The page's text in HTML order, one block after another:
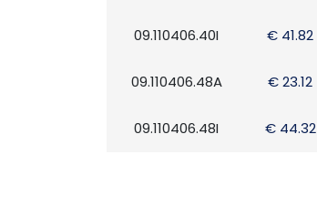
09.110406.40I € 41.82
09.110406.48A € 23.12
09.110406.48I € 44.32